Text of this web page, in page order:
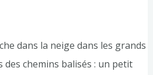
dans la neige dans les grands
des chemins balisés : un petit